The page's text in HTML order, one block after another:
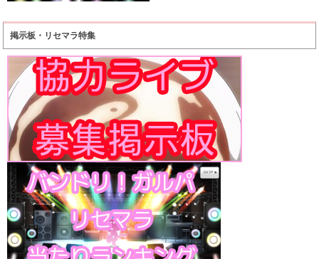
掲示板・リセマラ特集